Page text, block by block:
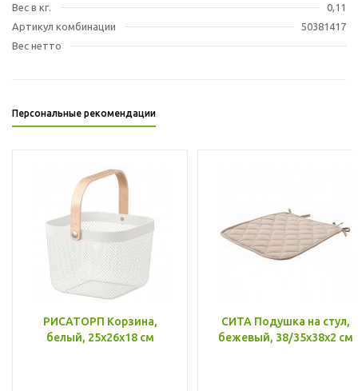
Вес в кг.
0,11
Артикул комбинации
50381417
Вес нетто
Персональные рекомендации
РИСАТОРП Корзина,
белый, 25x26x18 см
СИТА Подушка на стул,
бежевый, 38/35x38x2 см